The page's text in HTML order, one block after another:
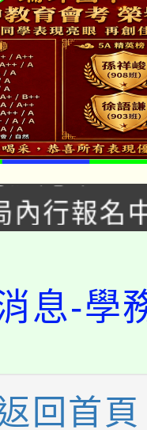
29、30在
龍潭區
內行報名
運動會8/
池舉行。
戶享有免
情可洽有
習
及科技
息-學
回首頁